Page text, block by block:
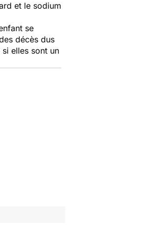
et le sodium
se
décès dus
elles sont un